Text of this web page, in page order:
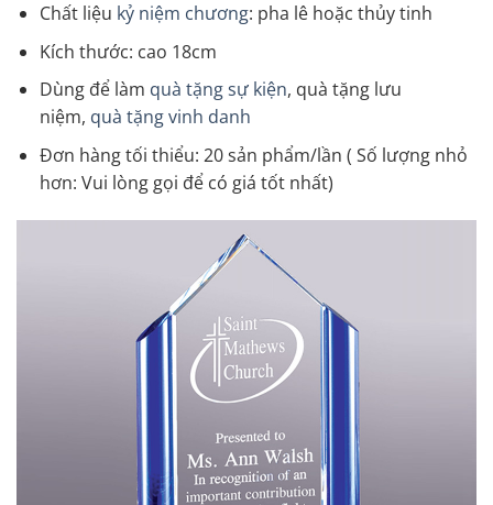
Chất liệu kỷ niệm chương: pha lê hoặc thủy tinh
Kích thước: cao 18cm
Dùng để làm quà tặng sự kiện, quà tặng lưu
niệm, quà tặng vinh danh
Đơn hàng tối thiểu: 20 sản phẩm/lần ( Số lượng nhỏ
hơn: Vui lòng gọi để có giá tốt nhất)